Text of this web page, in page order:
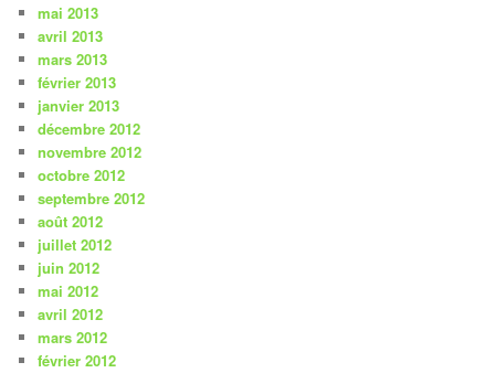
mai 2013
avril 2013
mars 2013
février 2013
janvier 2013
décembre 2012
novembre 2012
octobre 2012
septembre 2012
août 2012
juillet 2012
juin 2012
mai 2012
avril 2012
mars 2012
février 2012